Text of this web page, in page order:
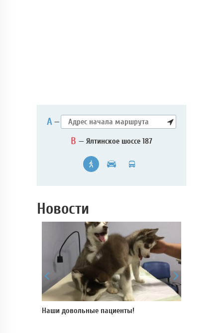
А —
B — Ялтинское шоссе 187
Новости
Наши довольные пациенты!